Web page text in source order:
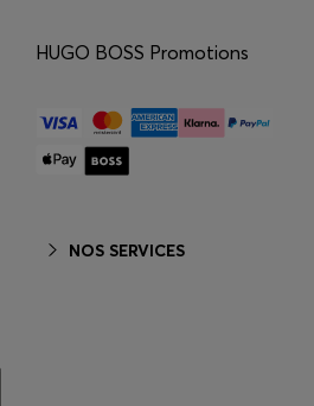
HUGO BOSS Promotions
NOS SERVICES